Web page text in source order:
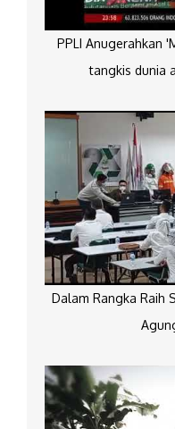
PPLI Anugerahkan
tangkis dunia
Dalam Rangka Raih